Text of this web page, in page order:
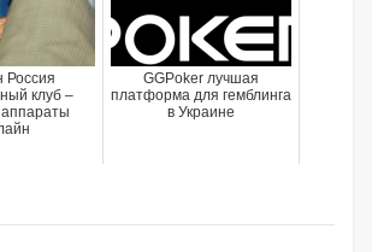
Россия
клуб –
GGPoker лучшая
платформа для гемблинга
в Украине